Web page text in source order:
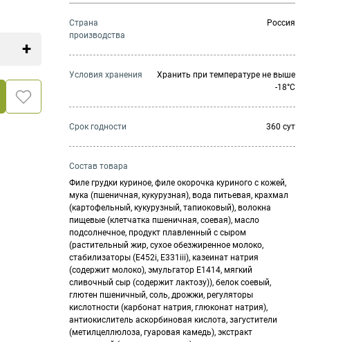
Страна
производства
Россия
Условия хранения
Хранить при температуре не выше
-18°C
Cрок годности 360 сут
Состав товара
Филе грудки куриное, филе окорочка куриного с кожей,
мука (пшеничная, кукурузная), вода питьевая, крахмал
(картофельный, кукурузный, тапиоковый), волокна
пищевые (клетчатка пшеничная, соевая), масло
подсолнечное, продукт плавленный с сыром
(растительный жир, сухое обезжиренное молоко,
стабилизаторы (E452i, E331iii), казеинат натрия
(содержит молоко), эмульгатор E1414, мягкий
сливочный сыр (содержит лактозу)), белок соевый,
глютен пшеничный, соль, дрожжи, регуляторы
кислотности (карбонат натрия, глюконат натрия),
антиокислитель аскорбиновая кислота, загустители
(метилцеллюлоза, гуаровая камедь), экстракт